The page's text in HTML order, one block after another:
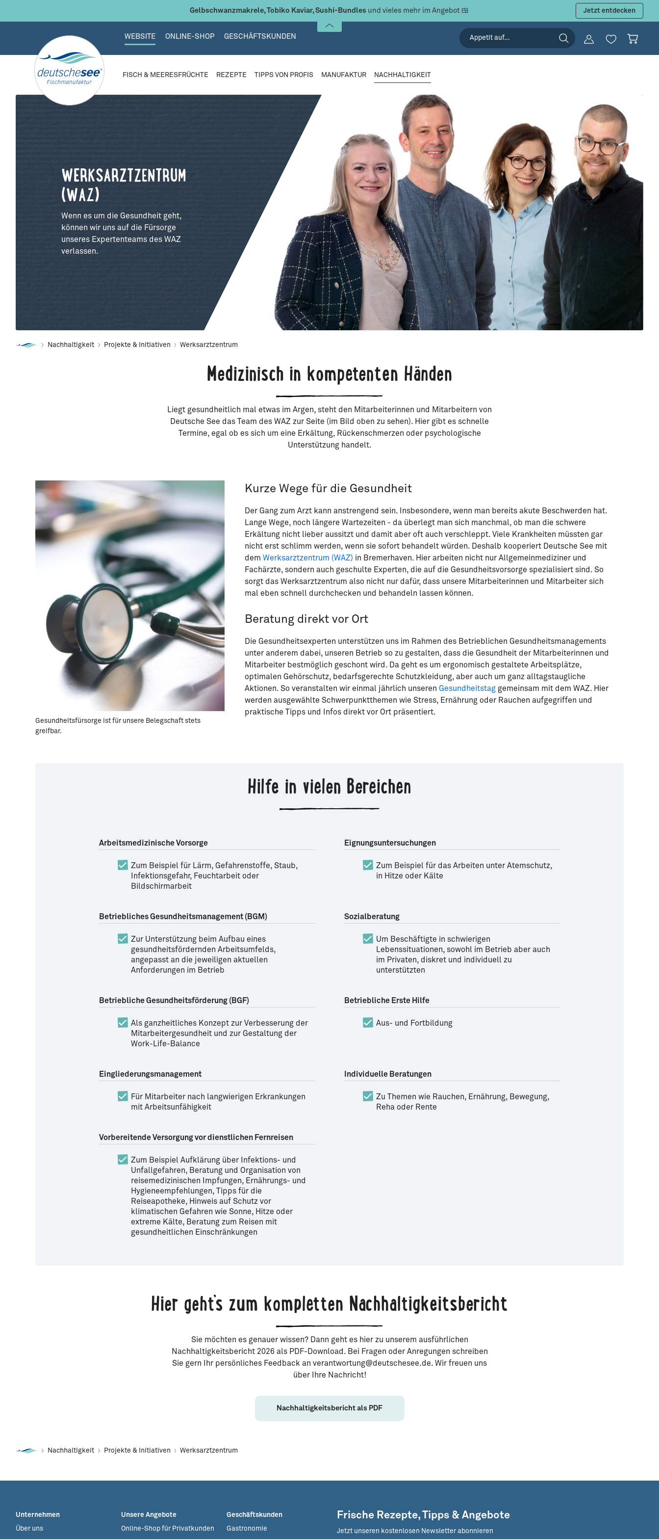
Gelbschwanzmakrele, Tobiko Kaviar, Sushi-Bundles und vieles mehr im Angebot 🍱 Jetzt entdecken
WEBSITE ONLINE-SHOP GESCHÄFTSKUNDEN
FISCH & MEERESFRÜCHTE REZEPTE TIPPS VON PROFIS MANUFAKTUR NACHHALTIGKEIT
WERKSARZTZENTRUM
(WAZ)
Wenn es um die Gesundheit geht,
können wir uns auf die Fürsorge
unseres Expertenteams des WAZ
verlassen.
Nachhaltigkeit Projekte & Initiativen Werksarztzentrum
Medizinisch in kompetenten Händen
Liegt gesundheitlich mal etwas im Argen, steht den Mitarbeiterinnen und Mitarbeitern von
Deutsche See das Team des WAZ zur Seite (im Bild oben zu sehen). Hier gibt es schnelle
Termine, egal ob es sich um eine Erkältung, Rückenschmerzen oder psychologische
Unterstützung handelt.
Gesundheitsfürsorge ist für unsere Belegschaft stets
greifbar.
Kurze Wege für die Gesundheit
Der Gang zum Arzt kann anstrengend sein. Insbesondere, wenn man bereits akute Beschwerden hat.
Lange Wege, noch längere Wartezeiten - da überlegt man sich manchmal, ob man die schwere
Erkältung nicht lieber aussitzt und damit aber oft auch verschleppt. Viele Krankheiten müssten gar
nicht erst schlimm werden, wenn sie sofort behandelt würden. Deshalb kooperiert Deutsche See mit
dem Werksarztzentrum (WAZ) in Bremerhaven. Hier arbeiten nicht nur Allgemeinmediziner und
Fachärzte, sondern auch geschulte Experten, die auf die Gesundheitsvorsorge spezialisiert sind. So
sorgt das Werksarztzentrum also nicht nur dafür, dass unsere Mitarbeiterinnen und Mitarbeiter sich
mal eben schnell durchchecken und behandeln lassen können.
Beratung direkt vor Ort
Die Gesundheitsexperten unterstützen uns im Rahmen des Betrieblichen Gesundheitsmanagements
unter anderem dabei, unseren Betrieb so zu gestalten, dass die Gesundheit der Mitarbeiterinnen und
Mitarbeiter bestmöglich geschont wird. Da geht es um ergonomisch gestaltete Arbeitsplätze,
optimalen Gehörschutz, bedarfsgerechte Schutzkleidung, aber auch um ganz alltagstaugliche
Aktionen. So veranstalten wir einmal jährlich unseren Gesundheitstag gemeinsam mit dem WAZ. Hier
werden ausgewählte Schwerpunktthemen wie Stress, Ernährung oder Rauchen aufgegriffen und
praktische Tipps und Infos direkt vor Ort präsentiert.
Hilfe in vielen Bereichen
Arbeitsmedizinische Vorsorge
Zum Beispiel für Lärm, Gefahrenstoffe, Staub,
Infektionsgefahr, Feuchtarbeit oder
Bildschirmarbeit
Eignungsuntersuchungen
Zum Beispiel für das Arbeiten unter Atemschutz,
in Hitze oder Kälte
Betriebliches Gesundheitsmanagement (BGM)
Zur Unterstützung beim Aufbau eines
gesundheitsfördernden Arbeitsumfelds,
angepasst an die jeweiligen aktuellen
Anforderungen im Betrieb
Sozialberatung
Um Beschäftigte in schwierigen
Lebenssituationen, sowohl im Betrieb aber auch
im Privaten, diskret und individuell zu
unterstützten
Betriebliche Gesundheitsförderung (BGF)
Als ganzheitliches Konzept zur Verbesserung der
Mitarbeitergesundheit und zur Gestaltung der
Work-Life-Balance
Betriebliche Erste Hilfe
Aus- und Fortbildung
Eingliederungsmanagement
Für Mitarbeiter nach langwierigen Erkrankungen
mit Arbeitsunfähigkeit
Individuelle Beratungen
Zu Themen wie Rauchen, Ernährung, Bewegung,
Reha oder Rente
Vorbereitende Versorgung vor dienstlichen Fernreisen
Zum Beispiel Aufklärung über Infektions- und
Unfallgefahren, Beratung und Organisation von
reisemedizinischen Impfungen, Ernährungs- und
Hygieneempfehlungen, Tipps für die
Reiseapotheke, Hinweis auf Schutz vor
klimatischen Gefahren wie Sonne, Hitze oder
extreme Kälte, Beratung zum Reisen mit
gesundheitlichen Einschränkungen
Hier geht’s zum kompletten Nachhaltigkeitsbericht
Sie möchten es genauer wissen? Dann geht es hier zu unserem ausführlichen
Nachhaltigkeitsbericht 2026 als PDF-Download. Bei Fragen oder Anregungen schreiben
Sie gern Ihr persönliches Feedback an verantwortung@deutschesee.de. Wir freuen uns
über Ihre Nachricht!
Nachhaltigkeitsbericht als PDF
Nachhaltigkeit Projekte & Initiativen Werksarztzentrum
Unternehmen
Über uns
Unsere Angebote
Online-Shop für Privatkunden
Geschäftskunden
Gastronomie
Frische Rezepte, Tipps & Angebote
Jetzt unseren kostenlosen Newsletter abonnieren